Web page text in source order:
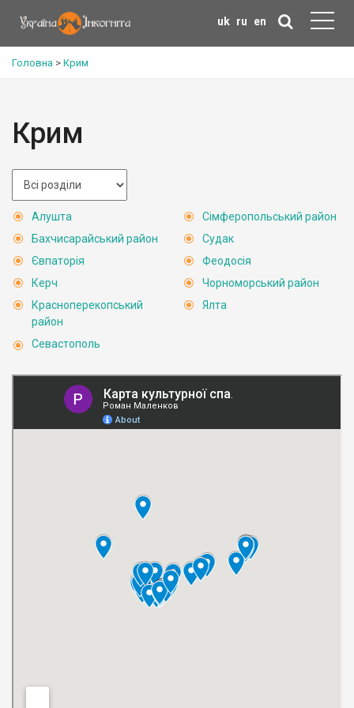
uk ru en
Головна > Крим
Крим
Алушта
Бахчисарайський район
Євпаторія
Керч
Красноперекопський
район
Севастополь
Сімферопольський район
Судак
Феодосія
Чорноморський район
Ялта